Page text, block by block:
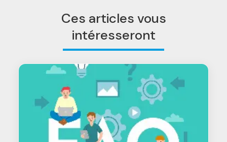
Ces articles vous
intéresseront